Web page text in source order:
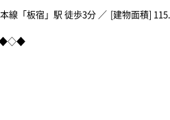
線「板宿」駅 徒歩3分 [建物面積]
◆◇◆